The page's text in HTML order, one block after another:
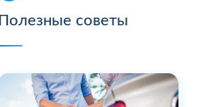
Полезные советы